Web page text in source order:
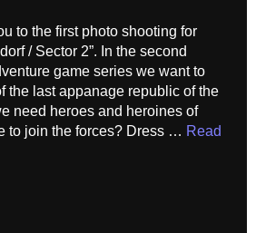
to the first photo shooting for
/ Sector 2”. In the second
game series we want to
the last appanage republic of the
need heroes and heroines of
to join the forces? Dress … Read